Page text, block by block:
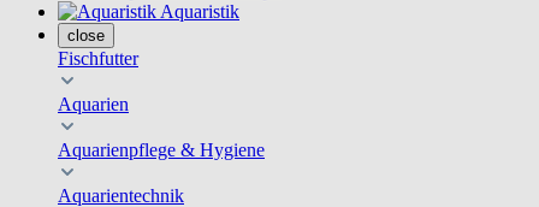
Aquaristik
close
Fischfutter
Aquarien
Aquarienpflege & Hygiene
Aquarientechnik